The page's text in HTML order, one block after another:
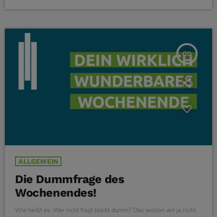
insert_link
ALLGEMEIN
Die Dummfrage des
Wochenendes!
Wie heißt es: Wer nicht fragt bleibt dumm? Das wollen wir ja nicht,